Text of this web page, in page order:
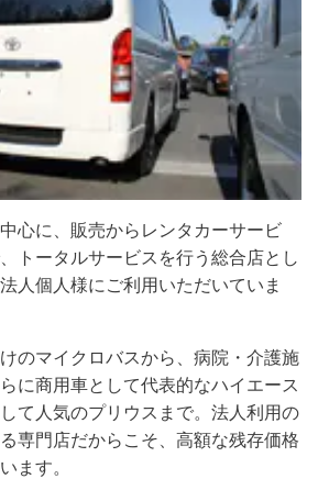
心に、販売からレンタカーサービ
トータルサービスを行う総合店とし
人個人様にご利用いただいていま
のマイクロバスから、病院・介護施
に商用車として代表的なハイエース
て人気のプリウスまで。法人利用の
専門店だからこそ、高額な残存価格
ます。